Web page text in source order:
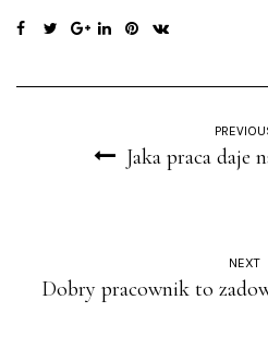
Jaka praca daje
NEXT
Dobry pracownik to